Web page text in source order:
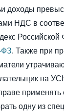
доходы
НДС в
. Также при
на
одну из